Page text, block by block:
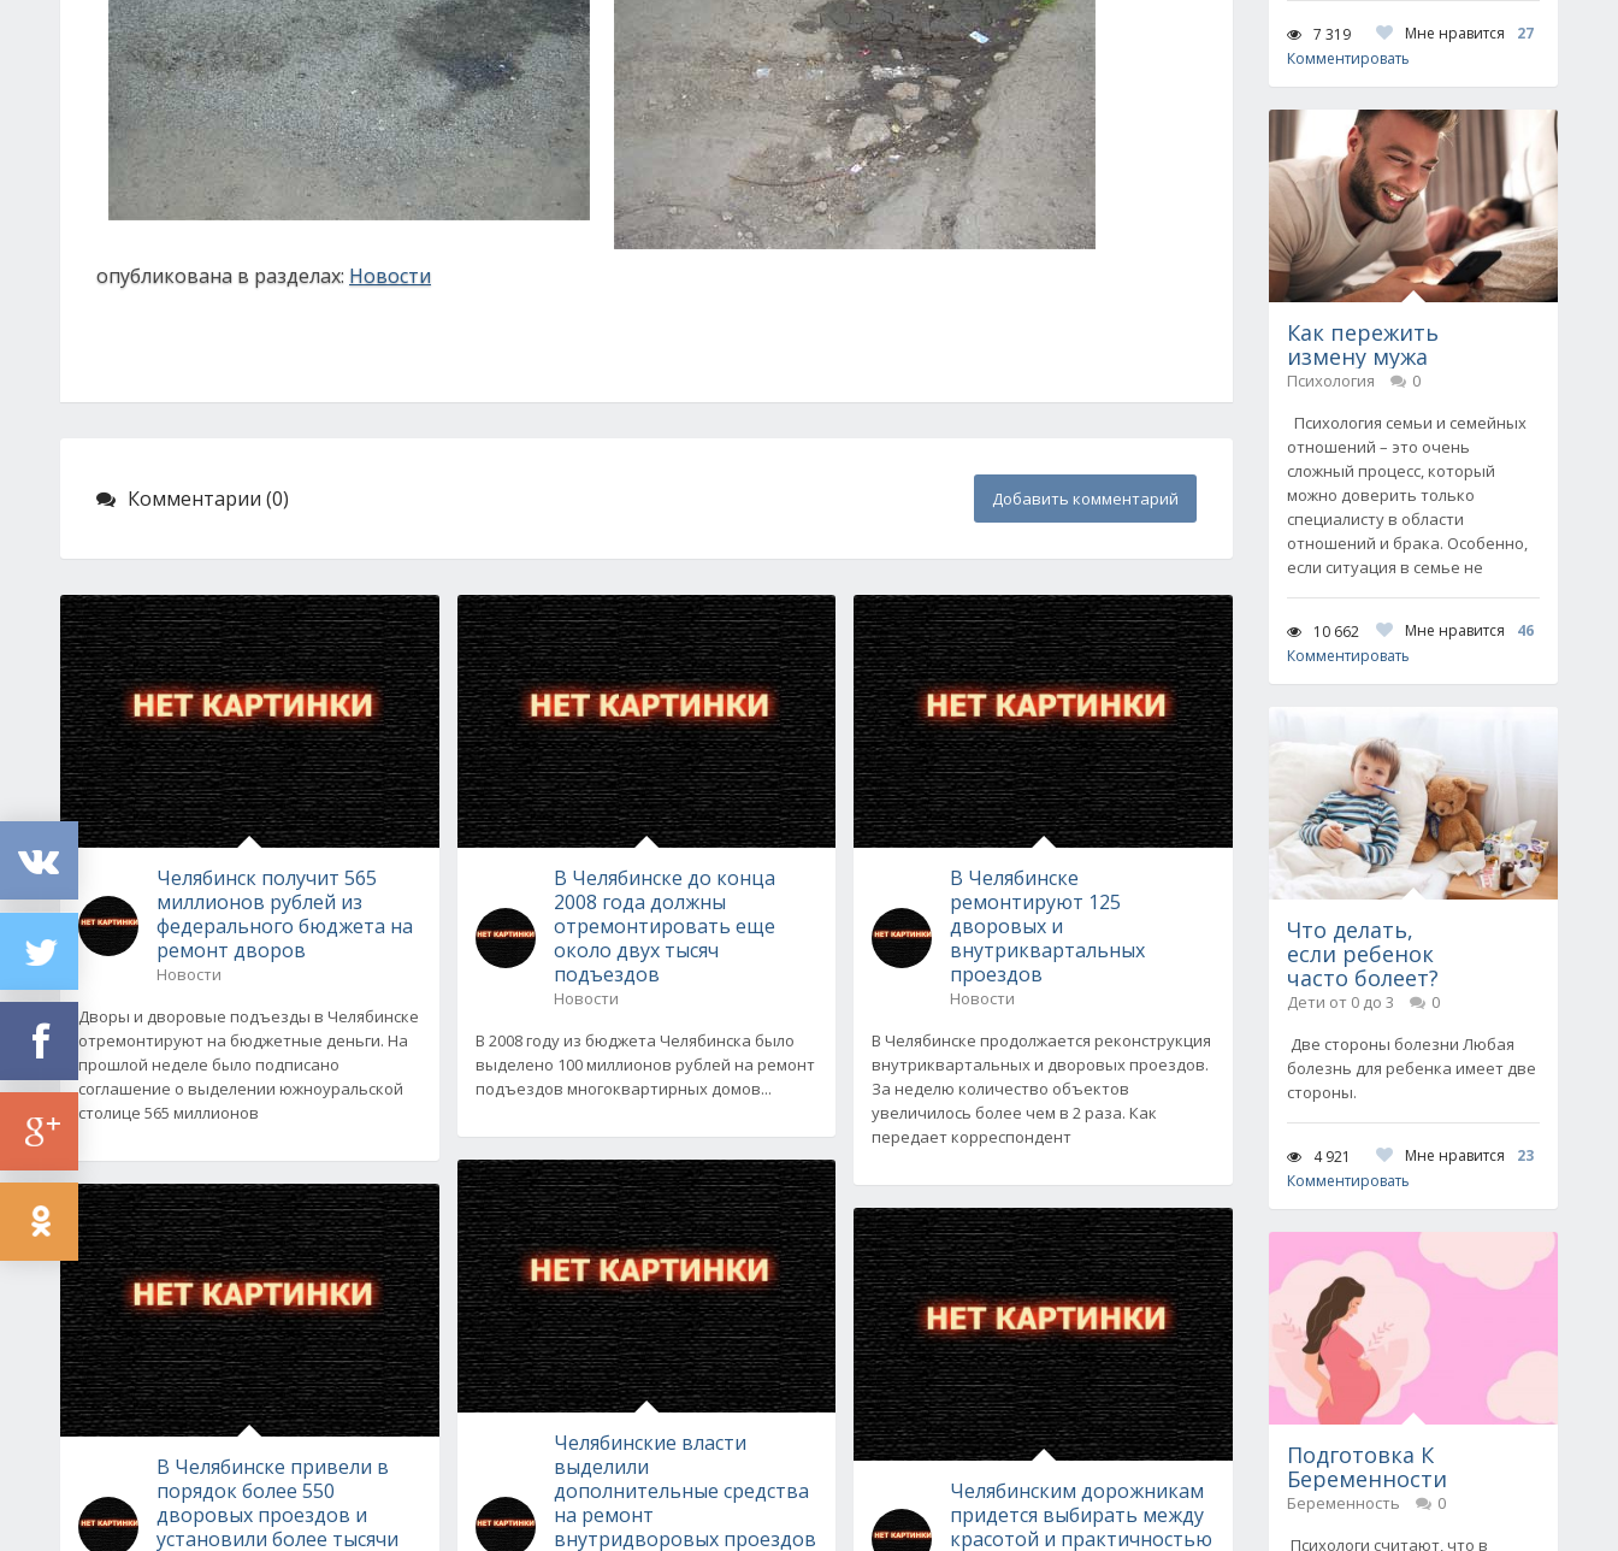
опубликована в разделах: Новости
Комментарии (0) Добавить комментарий
Челябинск получит 565
миллионов рублей из
федерального бюджета на
ремонт дворов
Новости
Дворы и дворовые подъезды в Челябинске
отремонтируют на бюджетные деньги. На
прошлой неделе было подписано
соглашение о выделении южноуральской
столице 565 миллионов
В Челябинске привели в
порядок более 550
дворовых проездов и
установили более тысячи
В Челябинске до конца
2008 года должны
отремонтировать еще
около двух тысяч
подъездов
Новости
В 2008 году из бюджета Челябинска было
выделено 100 миллионов рублей на ремонт
подъездов многоквартирных домов...
Челябинские власти
выделили
дополнительные средства
на ремонт
внутридворовых проездов
В Челябинске
ремонтируют 125
дворовых и
внутриквартальных
проездов
Новости
В Челябинске продолжается реконструкция
внутриквартальных и дворовых проездов.
За неделю количество объектов
увеличилось более чем в 2 раза. Как
передает корреспондент
Челябинским дорожникам
придется выбирать между
красотой и практичностью
7 319 Мне нравится
27
Комментировать
Как пережить
измену мужа
Психология
0
Психология семьи и семейных
отношений – это очень
сложный процесс, который
можно доверить только
специалисту в области
отношений и брака. Особенно,
если ситуация в семье не
10 662 Мне нравится
46
Комментировать
Что делать,
если ребенок
часто болеет?
Дети от 0 до 3
0
Две стороны болезни Любая
болезнь для ребенка имеет две
стороны.
4 921 Мне нравится
23
Комментировать
Подготовка К
Беременности
Беременность
0
Психологи считают, что в